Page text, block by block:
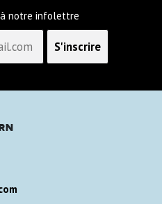
notre infolettre